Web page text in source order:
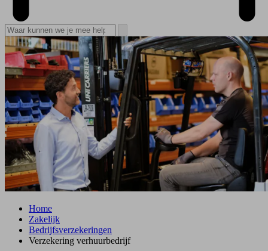
Home
Zakelijk
Bedrijfsverzekeringen
Verzekering verhuurbedrijf